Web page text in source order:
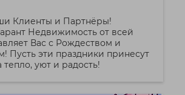
Клиенты и Партнёры!
Недвижимость от всей
Вас с Рождеством и
Пусть эти праздники принесут
уют и радость!